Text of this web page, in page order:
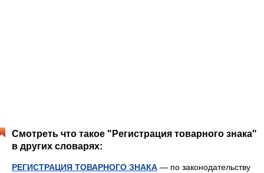
Смотреть что такое "Регистрация товарного знака"
в других словарях:
РЕГИСТРАЦИЯ ТОВАРНОГО ЗНАКА — по законодательству